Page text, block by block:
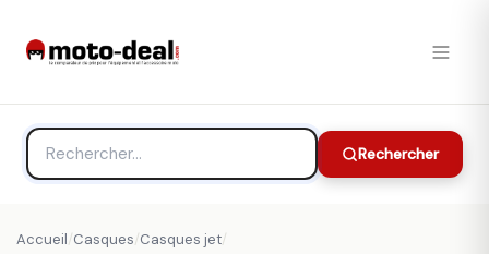
Rechercher
Accueil/Casques/Casques jet/